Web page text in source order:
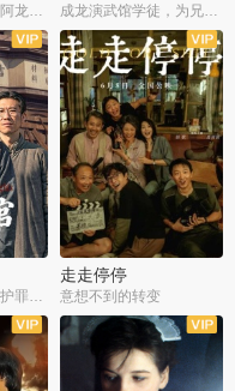
师兄被迫打假赛，阿龙追查斗黑帮 成龙演武馆学徒，为兄搏命战黑道
南京沦陷，百姓守护罪证底片
走走停停
意想不到的转变